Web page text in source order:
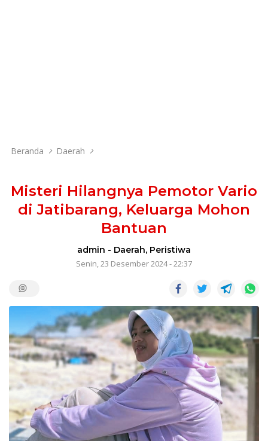
Beranda Daerah
Misteri Hilangnya Pemotor Vario
di Jatibarang, Keluarga Mohon
Bantuan
admin - Daerah, Peristiwa
Senin, 23 Desember 2024 - 22:37